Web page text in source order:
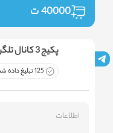
40000ت
پکیج 3 کانال تلگرامی برنامه‌نویسی (بازدیدی 3)
125 تبلیغ داده شده
اطلاعات